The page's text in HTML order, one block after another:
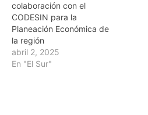
colaboración con el
CODESIN para la
Planeación Económica de
la región
abril 2, 2025
En "El Sur"